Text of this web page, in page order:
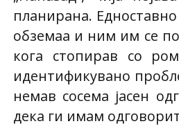
планирана.
обземаа и ним им се
кога стопирав со
идентификувано
немав сосема јасен
дека ги имам